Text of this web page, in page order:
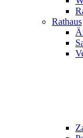
Rathaus